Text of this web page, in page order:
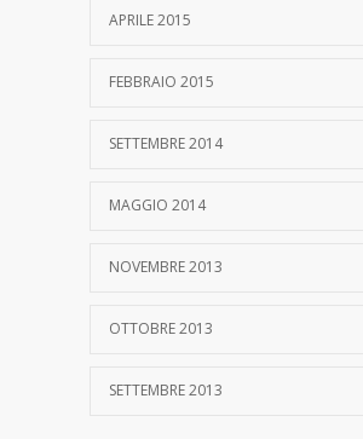
APRILE 2015
FEBBRAIO 2015
SETTEMBRE 2014
MAGGIO 2014
NOVEMBRE 2013
OTTOBRE 2013
SETTEMBRE 2013